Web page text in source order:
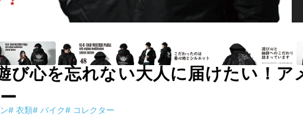
び心を忘れない大人に届けたい！ア
# 衣類# バイク# コレクター